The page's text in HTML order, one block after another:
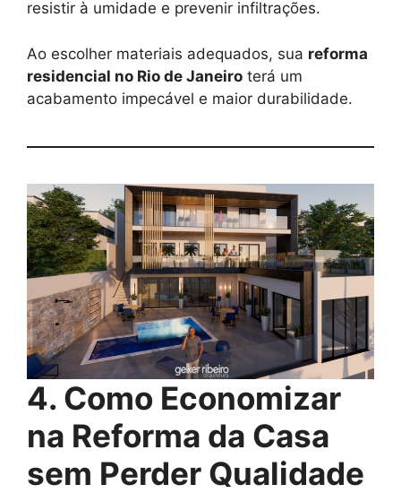
resistir à umidade e prevenir infiltrações.
Ao escolher materiais adequados, sua reforma
residencial no Rio de Janeiro terá um
acabamento impecável e maior durabilidade.
4. Como Economizar
na Reforma da Casa
sem Perder Qualidade